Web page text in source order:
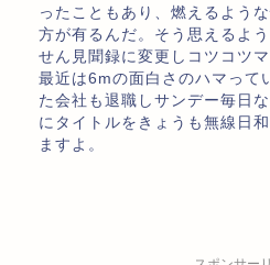
ったこともあり、燃えるよう
方が有るんだ。そう思えるよ
せん見聞録に変更しコツコツ
最近は6mの面白さのハマって
た会社も退職しサンデー毎日
にタイトルをきょうも無線日
ますよ。